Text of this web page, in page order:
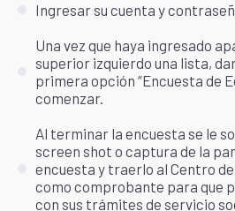
Ingresar su cuenta y
Una vez que haya ingresado
superior izquierdo una lista,
primera opción “Encuesta de
comenzar.
Al terminar la encuesta se le
screen shot o captura de la
encuesta y traerlo al Centro
como comprobante para que
con sus trámites de servicio